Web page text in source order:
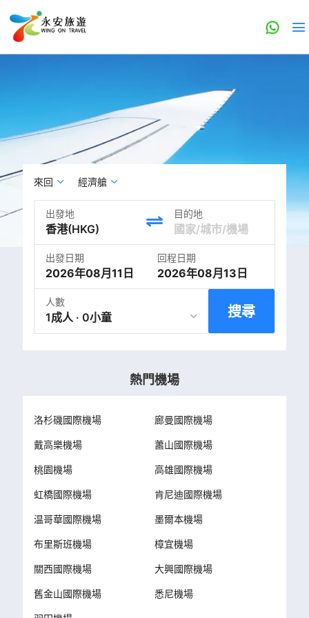
來回 經濟艙
出發地 目的地
出發日期
2026年08月11日
回程日期
2026年08月13日
人數
1成人 · 0小童 搜尋
熱門機場
洛杉磯國際機場 廊曼國際機場
戴高樂機場 蕭山國際機場
桃園機場 高雄國際機場
虹橋國際機場 肯尼迪國際機場
温哥華國際機場 墨爾本機場
布里斯班機場 樟宜機場
關西國際機場 大興國際機場
舊金山國際機場 悉尼機場